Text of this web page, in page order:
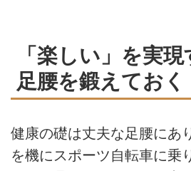
「楽しい」を実現
足腰を鍛えておく
健康の礎は丈夫な足腰にあ
を機にスポーツ自転車に乗